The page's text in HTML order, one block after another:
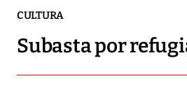
CULTURA
Subasta por